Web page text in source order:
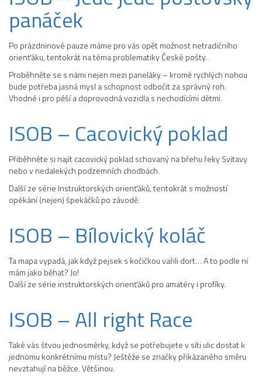
panáček
Po prázdninové pauze máme pro vás opět možnost netradičního
orienťáku, tentokrát na téma problematiky České pošty.
Proběhněte se s námi nejen mezi paneláky – kromě rychlých nohou
bude potřeba jasná mysl a schopnost odbočit za správný roh.
Vhodné i pro pěší a doprovodná vozidla s nechodícími dětmi.
ISOB – Cacovický poklad
Přiběhněte si najít cacovický poklad schovaný na břehu řeky Svitavy
nebo v nedalekých podzemních chodbách.
Další ze série Instruktorských orienťáků, tentokrát s možností
opékání (nejen) špekáčků po závodě.
ISOB – Bílovický koláč
Ta mapa vypadá, jak když pejsek s kočičkou vařili dort… A to podle ní
mám jako běhat? Jo!
Další ze série instruktorských orienťáků pro amatéry i profíky.
ISOB – All right Race
Také vás štvou jednosměrky, když se potřebujete v síti ulic dostat k
jednomu konkrétnímu místu? Ještěže se značky přikázaného směru
nevztahují na běžce. Většinou.